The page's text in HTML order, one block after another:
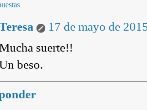
17 de mayo de
suerte!!
beso.